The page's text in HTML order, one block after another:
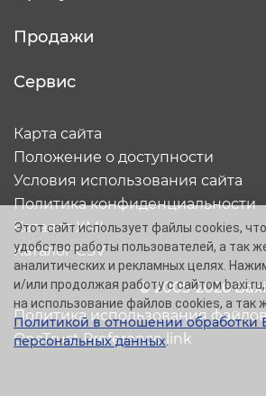
Продажи
Сервис
© 2005-2026 Baxi
Карта сайта
Положение о доступности
Условия использования сайта
Политика конфиденциальности
Каталог XML
Каталог CSV
Политика использования
OneTrust Preference link
Этот сайт использует файлы cookies,
удобство работы пользователей, а так
аналитических и рекламных целях.
и/или продолжая работу с сайтом
на использование файлов cookies, а так
Политикой в отношении обработки
персональных данных.